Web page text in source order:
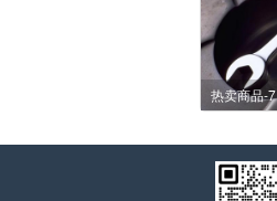
热卖商品-7